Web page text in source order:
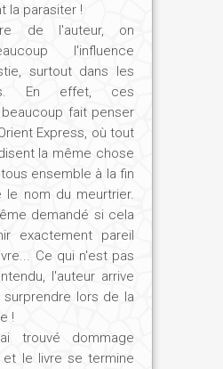
la parasiter !
de l'auteur, on
l'influence
surtout dans les
En effet, ces
fait penser
Express, où tout
la même chose
ensemble à la fin
le nom du meurtrier.
demandé si cela
exactement pareil
Ce qui n'est pas
l'auteur arrive
lors de la
!
trouvé dommage
et le livre se termine